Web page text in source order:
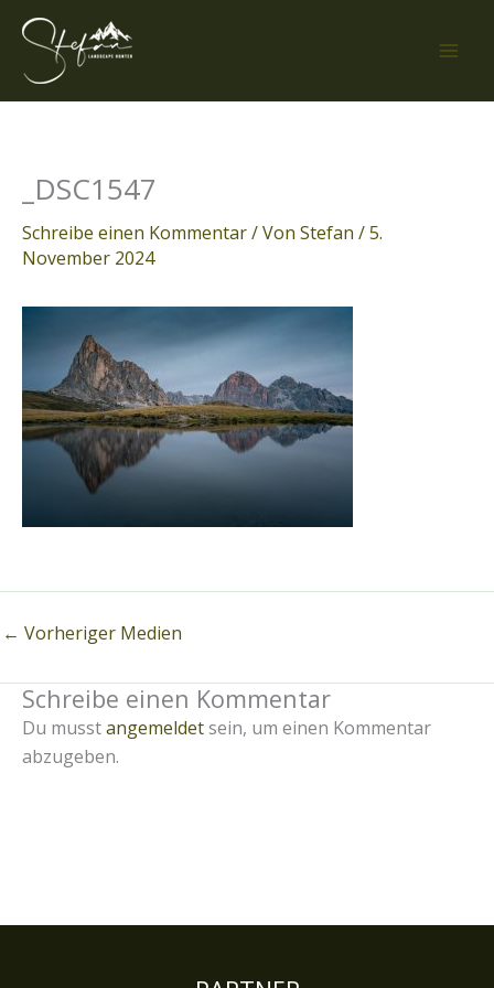
Zum
Inhalt
springen
_DSC1547
Schreibe einen Kommentar/ Von Stefan /5.
November 2024
← Vorheriger Medien
Schreibe einen Kommentar
Du musstangemeldetsein, um einen Kommentar
abzugeben.